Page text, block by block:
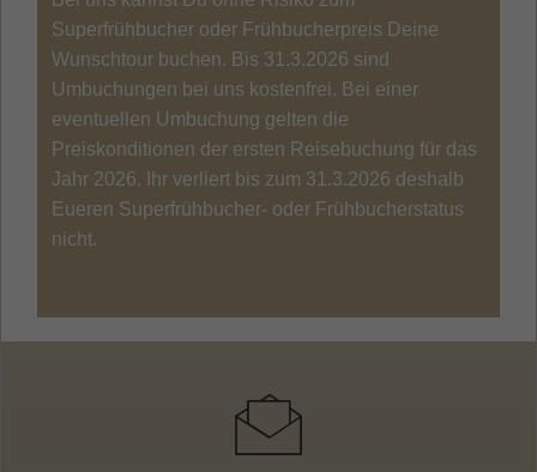
Superfrühbucher oder Frühbucherpreis Deine
Wunschtour buchen. Bis 31.3.2026 sind
Umbuchungen bei uns kostenfrei. Bei einer
eventuellen Umbuchung gelten die
Preiskonditionen der ersten Reisebuchung für das
Jahr 2026. Ihr verliert bis zum 31.3.2026 deshalb
Eueren Superfrühbucher- oder Frühbucherstatus
nicht.